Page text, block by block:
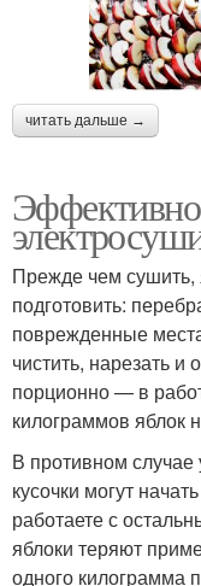
читать дальше →
Прежде чем сушить,
подготовить:
поврежденные
чистить, нарезать
порционно — в
килограммов яблок
В противном
кусочки могут
работаете с
яблоки теряют
одного килограмма